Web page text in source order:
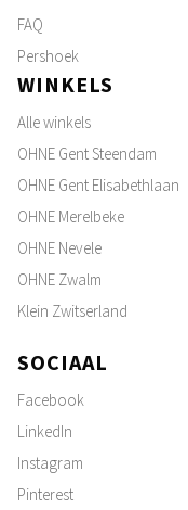
FAQ
Pershoek
WINKELS
Alle winkels
OHNE Gent Steendam
OHNE Gent Elisabethlaan
OHNE Merelbeke
OHNE Nevele
OHNE Zwalm
Klein Zwitserland
SOCIAAL
Facebook
LinkedIn
Instagram
Pinterest